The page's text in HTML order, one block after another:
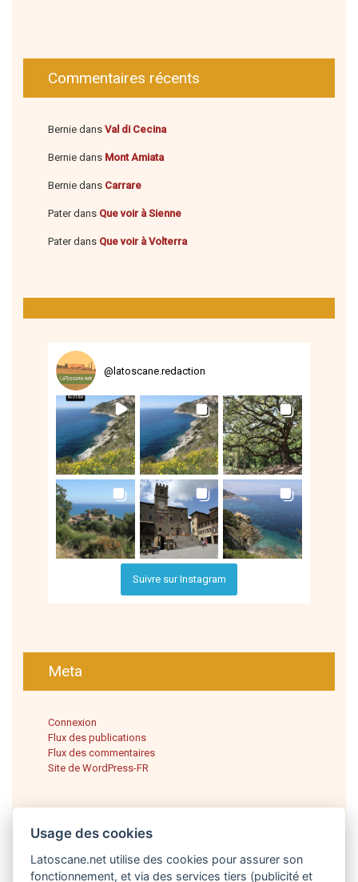
Commentaires récents
Bernie dans Val di Cecina
Bernie dans Mont Amiata
Bernie dans Carrare
Paterdans Que voir à Sienne
Paterdans Que voir à Volterra
@ latoscane.redaction
Suivre sur Instagram
Meta
Connexion
Flux des publications
Flux des commentaires
Site de WordPress-FR
Usage des cookies
Latoscane.net utilise des cookies pour assurer son
fonctionnement, et via des services tiers (publicité et